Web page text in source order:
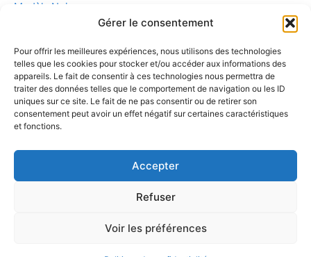
Gérer le consentement
Pour offrir les meilleures expériences, nous utilisons des technologies
telles que les cookies pour stocker et/ou accéder aux informations des
appareils. Le fait de consentir à ces technologies nous permettra de
traiter des données telles que le comportement de navigation ou les ID
uniques sur ce site. Le fait de ne pas consentir ou de retirer son
consentement peut avoir un effet négatif sur certaines caractéristiques
et fonctions.
Accepter
Refuser
Voir les préférences
Modèle Noir
134.00
Choix des options
du
produit